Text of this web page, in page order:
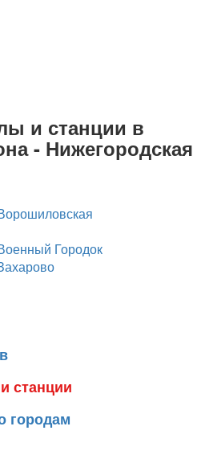
и станции в
- Нижегородская
Городок
станции
городам